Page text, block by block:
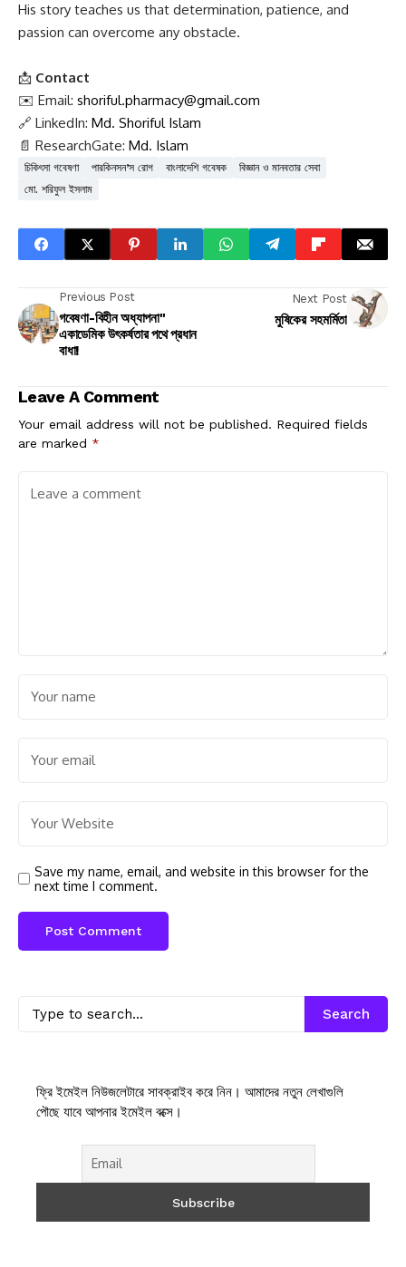
His story teaches us that determination, patience, and
passion can overcome any obstacle.
📩 Contact
✉️ Email: shoriful.pharmacy@gmail.com
🔗 LinkedIn: Md. Shoriful Islam
📄 ResearchGate: Md. Islam
চিকিৎসা গবেষণা পারকিনসন’স রোগ বাংলাদেশি গবেষক
বিজ্ঞান ও মানবতার সেবা
মো. শরিফুল ইসলাম
Previous Post
গবেষণা-বিহীন অধ্যাপনা"
একাডেমিক উৎকর্ষতার পথে প্রধান
বাধা!
Next Post
মুষিকের সহমর্মিতা
Leave A Comment
Your email address will not be published. Required fields
are marked *
Save my name, email, and website in this browser for the
next time I comment.
Search
ফ্রি ইমেইল নিউজলেটারে সাবক্রাইব করে নিন। আমাদের নতুন লেখাগুলি
পৌছে যাবে আপনার ইমেইল বক্সে।